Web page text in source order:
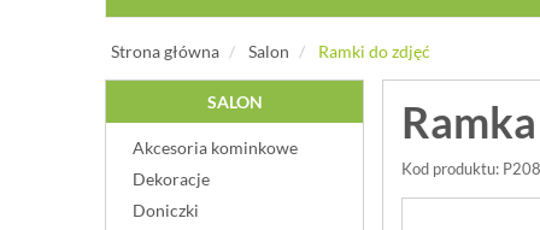
Strona główna Salon Ramki do zdjęć
SALON
Akcesoria kominkowe
Dekoracje
Doniczki
Kod produktu: